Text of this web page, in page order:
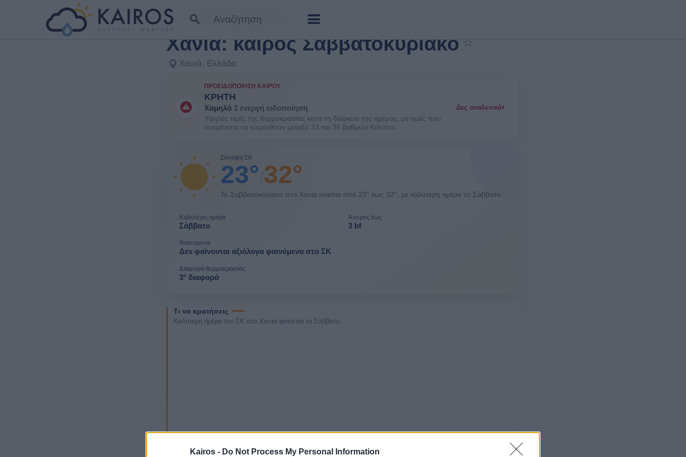
Kairos - Do Not Process My Personal Information
Χανιά: καιρός Σαββατοκύριακο ☆Προσθήκη στα αγαπημένα
Χανιά, Ελλάδα
ΠΡΟΕΙΔΟΠΟΊΗΣΗ ΚΑΙΡΟΎ
ΚΡΗΤΗ
Χαμηλό 1 ενεργή ειδοποίηση
Υψηλές τιμές της θερμοκρασίας κατά τη διάρκεια της ημέρας, με τιμές που
αναμένεται να κυμανθούν μεταξύ 33 και 36 βαθμών Κελσίου.
Δες αναλυτικά›
Σύνοψη ΣΚ
23° 32°
Το Σαββατοκύριακο στα Χανιά κινείται από 23° έως 32°, με καλύτερη ημέρα το Σάββατο.
Καλύτερη ημέρα
Σάββατο
Άνεμος έως
3 bf
Φαινόμενα
Δεν φαίνονται αξιόλογα φαινόμενα στο ΣΚ
Διαφορά θερμοκρασίας
3° διαφορά
Τι να κρατήσεις
Καλύτερη ημέρα του ΣΚ στα Χανιά φαίνεται το Σάββατο.